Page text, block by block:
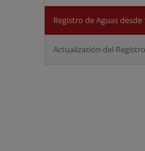
Registro de Aguas desde
Actualización del